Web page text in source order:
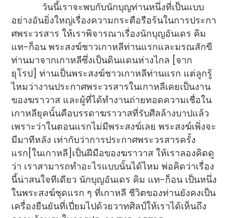
วันนี้เราจะพบกับนักบุญท่านหนึ่งที่เป็นแบบ
อย่างอันยิ่งใหญ่เรื่องความกระตือรือร้นในการประกา
ศพระวรสาร ให้เราพิจารณาเรื่องนักบุญอันเดร คิม
แท-ก็อน พระสงฆ์ชาวเกาหลีท่านแรกและมรณสักขี
ท่านมาจากเกาหลีซึ่งเป็นดินแดนห่างไกล [จาก
ยุโรป] ท่านเป็นพระสงฆ์ชาวเกาหลีท่านแรก แต่ลูกรู้
ไหมว่างานประกาศพระวรสารในเกาหลีเคยเป็นงาน
ของฆราวาส และผู้ที่ได้ทำงานถ่ายทอดความเชื่อใน
เกาหลียุคนั้นคือบรรดาฆราวาสที่รับศีลล้างบาปแล้ว
เพราะว่าในตอนแรกไม่มีพระสงฆ์เลย พระสงฆ์เพิ่งจะ
มีมาทีหลัง เท่ากับว่าการประกาศพระวรสารครั้ง
แรก[ในเกาหลี]เป็นฝีมือของฆราวาส ให้เราลองคิดดู
ว่า เราสามารถทำอะไรแบบนั้นได้ไหม พ่อคิดว่าเรื่อง
นี้น่าสนใจทีเดียว นักบุญอันเดร คิม แท-ก็อน เป็นหนึ่ง
ในพระสงฆ์ชุดแรก ๆ ที่เกาหลี ชีวิตของท่านยังคงเป็น
เครื่องยืนยันที่เปี่ยมไปด้วยวาทศิลป์ให้เราได้เห็นถึง